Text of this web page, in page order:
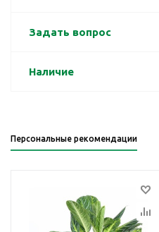
Задать вопрос
Наличие
Персональные рекомендации